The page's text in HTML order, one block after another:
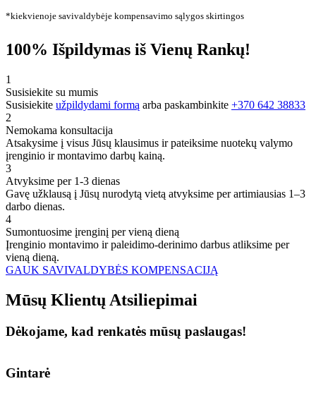
*kiekvienoje savivaldybėje kompensavimo sąlygos skirtingos
100% Išpildymas iš Vienų Rankų!
1
Susisiekite su mumis
Susisiekite užpildydami formą arba paskambinkite +370 642 38833
2
Nemokama konsultacija
Atsakysime į visus Jūsų klausimus ir pateiksime nuotekų valymo
įrenginio ir montavimo darbų kainą.
3
Atvyksime per 1-3 dienas
Gavę užklausą į Jūsų nurodytą vietą atvyksime per artimiausias 1–3
darbo dienas.
4
Sumontuosime įrenginį per vieną dieną
Įrenginio montavimo ir paleidimo-derinimo darbus atliksime per
vieną dieną.
GAUK SAVIVALDYBĖS KOMPENSACIJĄ
Mūsų Klientų Atsiliepimai
Dėkojame, kad renkatės mūsų paslaugas!
Gintarė